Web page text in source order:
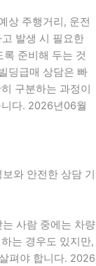
상 주행거리, 운전
발생 시 필요한
준비해 두는 것
딩급매 상담은 빠
구분하는 과정이
다. 2026년06월
와 안전한 상담 기
사람 중에는 차량
는 경우도 있지만,
펴야 합니다. 2026